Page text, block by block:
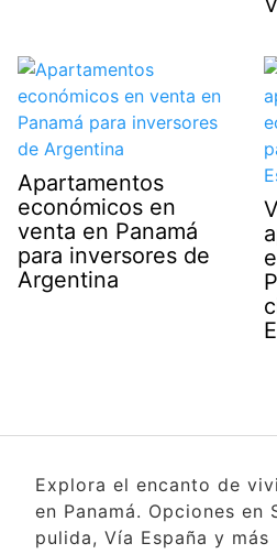
Apartamentos
económicos en
venta en Panamá
para inversores de
Argentina
Explora el encanto de
en Panamá. Opciones en
pulida, Vía España y más